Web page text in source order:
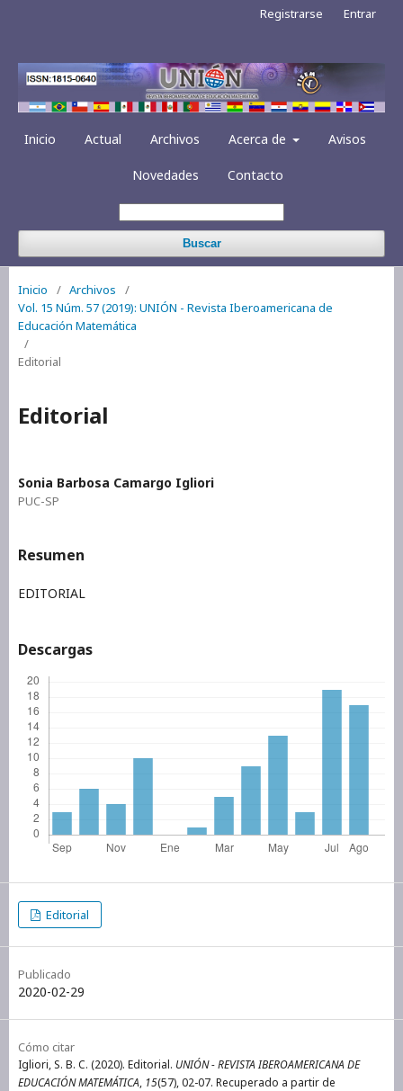
Inicio Actual Archivos Acerca de Avisos
Novedades Contacto
Buscar
Registrarse Entrar
Inicio / Archivos
/
Vol. 15 Núm. 57 (2019): UNIÓN - Revista Iberoamericana de
Educación Matemática
/
Editorial
Editorial
Sonia Barbosa Camargo Igliori
PUC-SP
Resumen
EDITORIAL
Descargas
Editorial
Publicado
2020-02-29
Cómo citar
Igliori, S. B. C. (2020). Editorial. UNIÓN - REVISTA IBEROAMERICANA DE
EDUCACIÓN MATEMÁTICA, 15(57), 02-07. Recuperado a partir de